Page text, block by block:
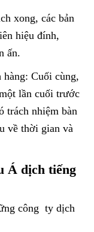
xong, các bản
hiệu đính,
ấn.
Cuối cùng,
lần cuối trước
trách nhiệm bàn
về thời gian và
Á dịch tiếng
công ty dịch